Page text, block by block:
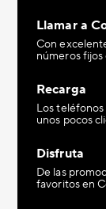
Llamar a
Con
números
Recarga
Los
unos pocos
Disfruta
De las
favoritos en